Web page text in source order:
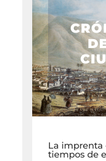
La imprenta
tiempos de